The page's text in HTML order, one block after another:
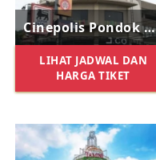
Cinepolis Pondok Kelapa Town Square
LIHAT JADWAL DAN
HARGA TIKET